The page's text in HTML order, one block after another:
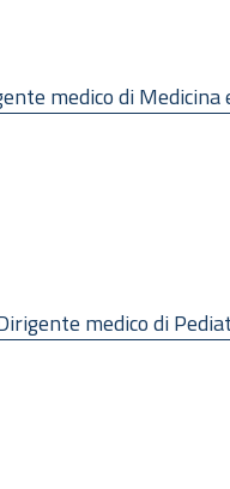
medico di Medicina
medico di